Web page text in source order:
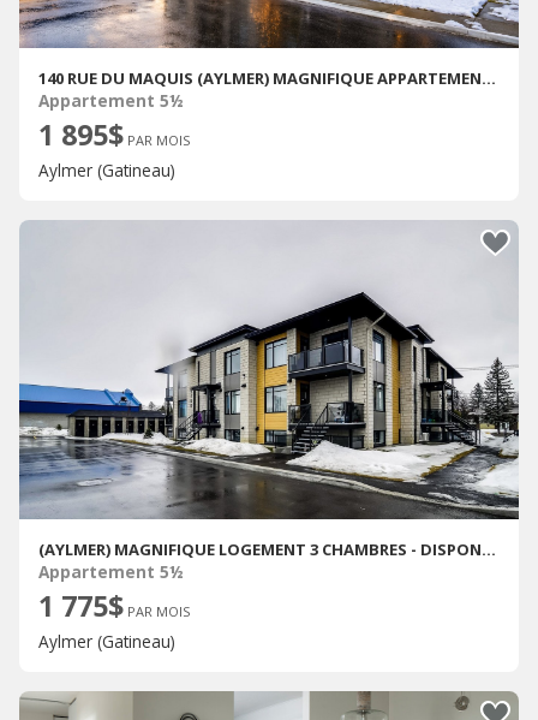
140 RUE DU MAQUIS (AYLMER) MAGNIFIQUE APPARTEMENT DE TROIS CHAMBRES
Appartement 5½
1 895$ PAR MOIS
Aylmer (Gatineau)
(AYLMER) MAGNIFIQUE LOGEMENT 3 CHAMBRES - DISPONIBLE EN DÉCEMBRE
Appartement 5½
1 775$ PAR MOIS
Aylmer (Gatineau)